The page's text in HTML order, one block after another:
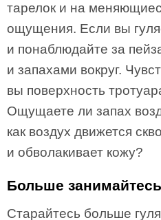
тарелок и на
ощущения. Если вы
и понаблюдайте за
и запахами вокруг.
вы поверхность
Ощущаете ли запах
как воздух движется
и обволакивает кожу?
Больше
Старайтесь больше